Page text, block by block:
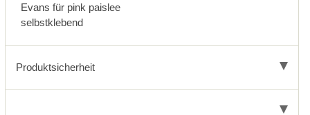
Evans für pink paislee
selbstklebend
Produktsicherheit